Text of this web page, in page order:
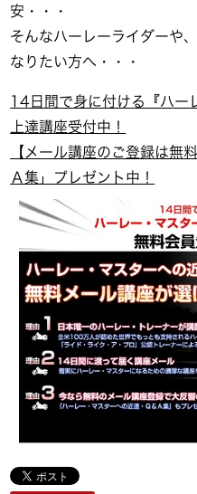
安・・・
そんなハーレーライダーや
なりたい方へ・・・
14日間で身に付ける『ハー
上達講座受付中！
【メール講座のご登録は無
Ａ集」プレゼント中！